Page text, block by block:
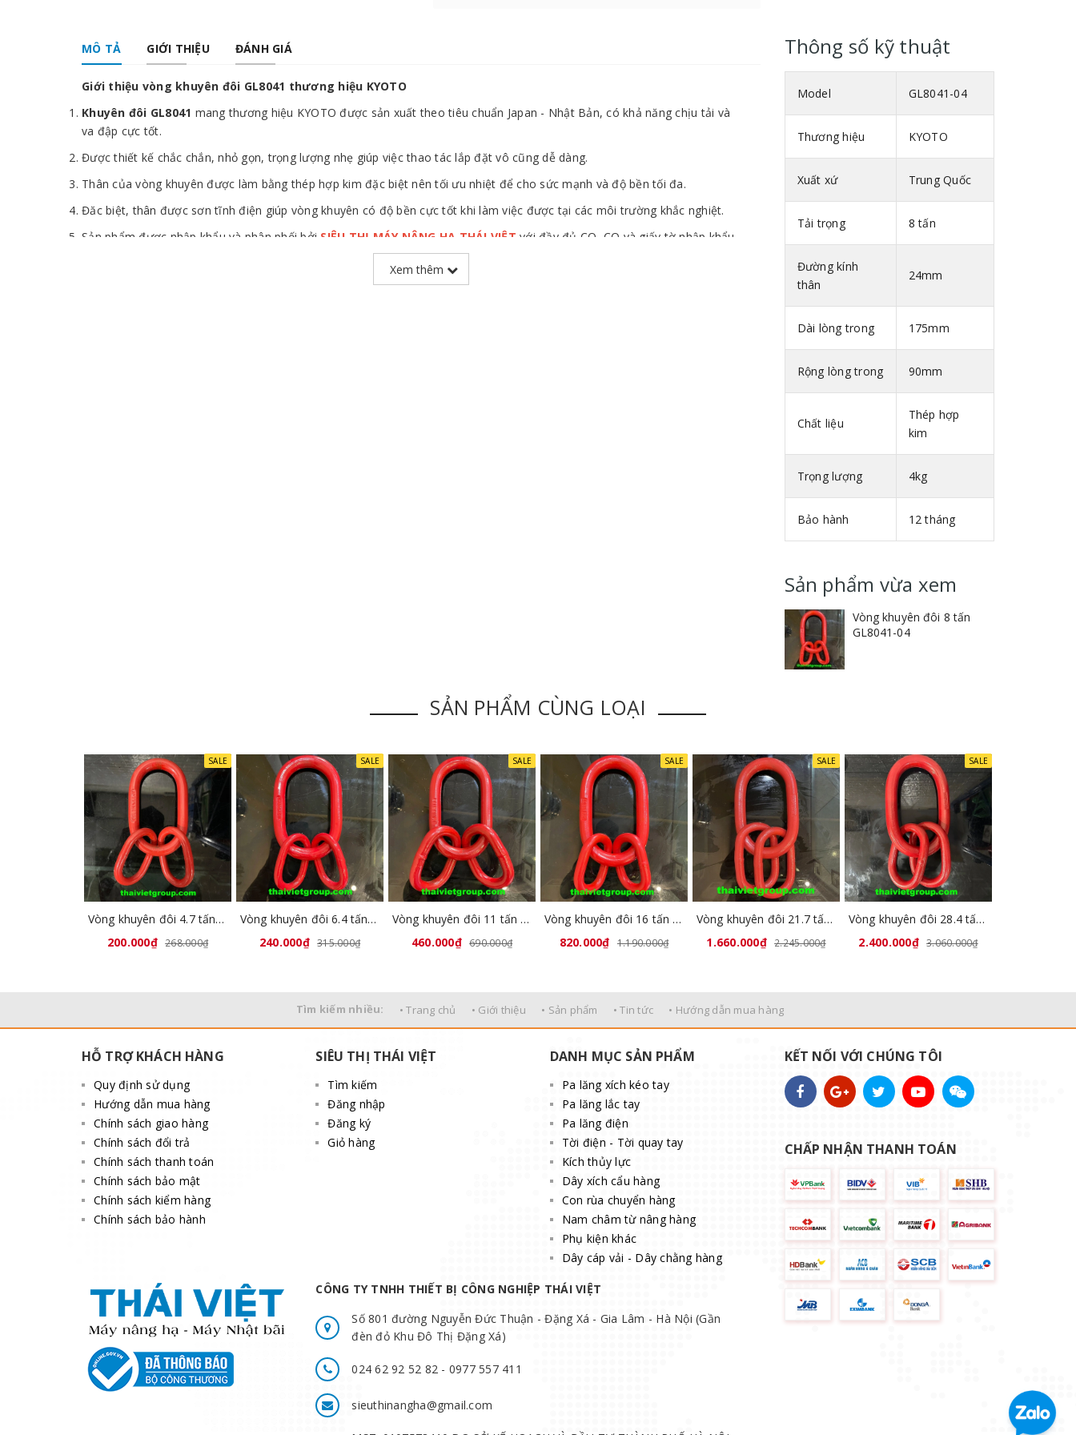
MÔ TẢ GIỚI THIỆU ĐÁNH GIÁ
Giới thiệu vòng khuyên đôi GL8041 thương hiệu KYOTO
Khuyên đôi GL8041 mang thương hiệu KYOTO được sản xuất theo tiêu chuẩn Japan - Nhật Bản, có khả năng chịu tải và
va đập cực tốt.
Được thiết kế chắc chắn, nhỏ gọn, trọng lượng nhẹ giúp việc thao tác lắp đặt vô cũng dễ dàng.
Thân của vòng khuyên được làm bằng thép hợp kim đặc biệt nên tối ưu nhiệt để cho sức mạnh và độ bền tối đa.
Đăc biệt, thân được sơn tĩnh điện giúp vòng khuyên có độ bền cực tốt khi làm việc được tại các môi trường khắc nghiệt.
Sản phẩm được nhập khẩu và phân phối bởi SIÊU THỊ MÁY NÂNG HẠ THÁI VIỆT với đầy đủ CO, CQ và giấy tờ nhập khẩu.
Xem thêm
Thông số kỹ thuật
Model GL8041-04
Thương hiệu KYOTO
Xuất xứ Trung Quốc
Tải trọng 8 tấn
Đường kính
thân
24mm
Dài lòng trong 175mm
Rộng lòng trong 90mm
Chất liệu
Thép hợp
kim
Trọng lượng 4kg
Bảo hành 12 tháng
Sản phẩm vừa xem
Vòng khuyên đôi 8 tấn
GL8041-04
SẢN PHẨM CÙNG LOẠI
SALE
Vòng khuyên đôi 4.7 tấn GL8041-02
200.000₫ 268.000₫
SALE
Vòng khuyên đôi 6.4 tấn GL8041-03
240.000₫ 315.000₫
SALE
Vòng khuyên đôi 11 tấn GL8041-05
460.000₫ 690.000₫
SALE
Vòng khuyên đôi 16 tấn GL8041-06
820.000₫ 1.190.000₫
SALE
Vòng khuyên đôi 21.7 tấn GL8041-07
1.660.000₫ 2.245.000₫
SALE
Vòng khuyên đôi 28.4 tấn GL8041-08
2.400.000₫ 3.060.000₫
Tìm kiếm nhiều: • Trang chủ • Giới thiệu • Sản phẩm • Tin tức • Hướng dẫn mua hàng
HỖ TRỢ KHÁCH HÀNG
Quy định sử dụng
Hướng dẫn mua hàng
Chính sách giao hàng
Chính sách đổi trả
Chính sách thanh toán
Chính sách bảo mật
Chính sách kiểm hàng
Chính sách bảo hành
SIÊU THỊ THÁI VIỆT
Tìm kiếm
Đăng nhập
Đăng ký
Giỏ hàng
DANH MỤC SẢN PHẨM
Pa lăng xích kéo tay
Pa lăng lắc tay
Pa lăng điện
Tời điện - Tời quay tay
Kích thủy lực
Dây xích cẩu hàng
Con rùa chuyển hàng
Nam châm từ nâng hàng
Phụ kiện khác
Dây cáp vải - Dây chằng hàng
CÔNG TY TNHH THIẾT BỊ CÔNG NGHIỆP THÁI VIỆT
Số 801 đường Nguyễn Đức Thuận - Đặng Xá - Gia Lâm - Hà Nội (Gần
đèn đỏ Khu Đô Thị Đặng Xá)
024 62 92 52 82 - 0977 557 411
sieuthinangha@gmail.com
KẾT NỐI VỚI CHÚNG TÔI
CHẤP NHẬN THANH TOÁN